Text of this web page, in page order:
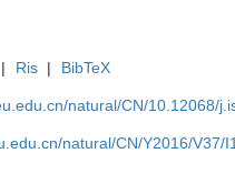
| Ris | BibTeX
natural/CN/10.12068/
natural/CN/Y2016/V37/